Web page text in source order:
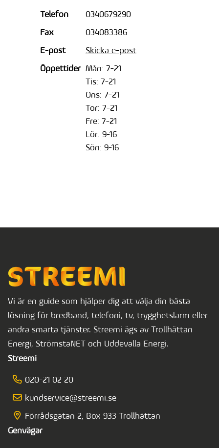
Telefon
0340679290
Fax
034083386
E-post
Skicka e-post
Öppettider Mån: 7-21
Tis: 7-21
Ons: 7-21
Tor: 7-21
Fre: 7-21
Lör: 9-16
Sön: 9-16
Vi är en guide som hjälper dig att välja din bästa
lösning för bredband, telefoni, tv, trygghetslarm eller
andra smarta tjänster. Streemi ägs av Trollhättan
Energi, StrömstaNET och Uddevalla Energi.
Streemi
020-21 02 20
kundservice@streemi.se
Förrådsgatan 2, Box 933 Trollhättan
Genvägar